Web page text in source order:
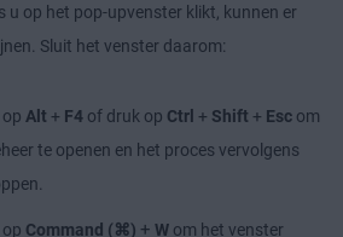
u op het pop-upvenster klikt, kunnen er
Sluit het venster daarom:
Alt + F4 of druk op Ctrl + Shift + Esc om
te openen en het proces vervolgens
Command (⌘) + W om het venster